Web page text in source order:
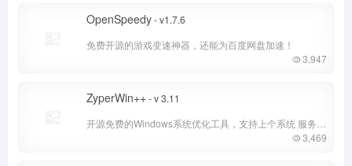
OpenSpeedy- v1.7.6
免费开源的游戏变速神器，还能为百度网盘加速！
3,947
ZyperWin++- v 3.11
3,469